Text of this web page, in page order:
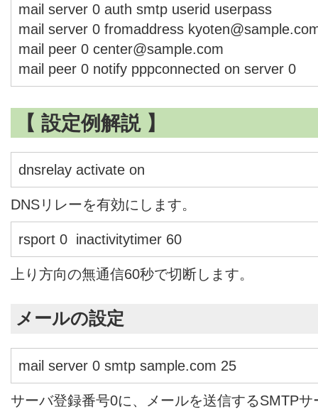
mail server 0 auth smtp userid userpass
mail server 0 fromaddress
mail peer 0 center@sample.com
mail peer 0 notify pppconnected on server 0
【 設定例解説 】
dnsrelay activate on
DNSリレーを有効にします。
rsport 0 inactivitytimer 60
上り方向の無通信60秒で切断します。
メールの設定
mail server 0 smtp sample.com 25
サーバ登録番号0に、メールを送信するSMTP